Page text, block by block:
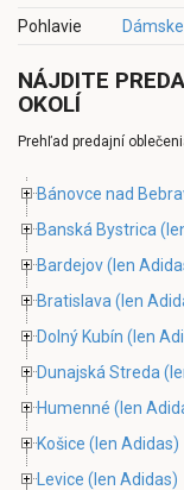
Pohlavie
Dámske
NÁJDITE
OKOLÍ
Prehľad predajní
Bánovce nad
Banská Bystrica
Bardejov(len
Bratislava (len
Dolný Kubín (len
Dunajská Streda
Humenné (len
Košice (len Adidas)
Levice (len Adidas)